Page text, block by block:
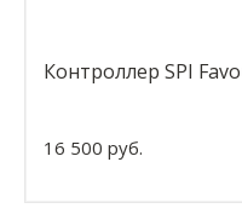
Контроллер SPI
16 500 руб.